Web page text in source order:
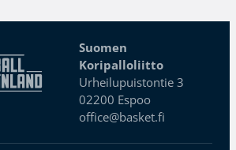
Suomen
Koripalloliitto
Urheilupuistontie 3
02200 Espoo
office@basket.fi